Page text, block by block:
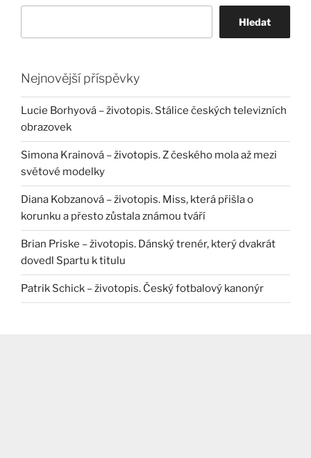
Hledat
Nejnovější příspěvky
Lucie Borhyová – životopis. Stálice českých televizních
obrazovek
Simona Krainová – životopis. Z českého mola až mezi
světové modelky
Diana Kobzanová – životopis. Miss, která přišla o
korunku a přesto zůstala známou tváří
Brian Priske – životopis. Dánský trenér, který dvakrát
dovedl Spartu k titulu
Patrik Schick – životopis. Český fotbalový kanonýr